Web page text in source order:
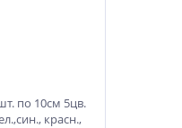
по 10см 5цв.
красн.,